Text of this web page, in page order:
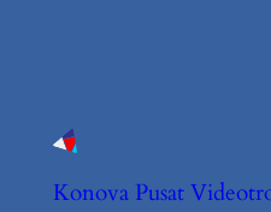
Konova Pusat